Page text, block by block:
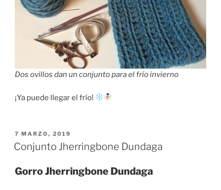
Dos ovillos dan un conjunto para el frío invierno
¡Ya puede llegar el frío!
PUBLICADO
EL
7 MARZO, 2019
Conjunto Jherringbone Dundaga
Gorro Jherringbone Dundaga